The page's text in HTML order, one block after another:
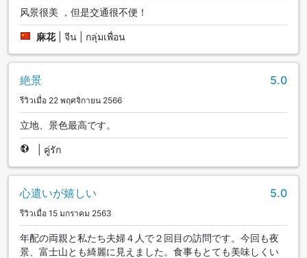
风景很美 ，但是交通很不便！
麻花| จีน | กลุ่มเพื่อน
絶景 5.0
รีวิวเมื่อ 22 พฤศจิกายน 2566
立地、景色最高です。
คู่รัก
心遣いが嬉しい 5.0
รีวิวเมื่อ 15 มกราคม 2563
年配の両親と私たち夫婦４人で２回目の訪問です。今回も夜
景、富士山とも綺麗に見えました。食事もとても美味しくい